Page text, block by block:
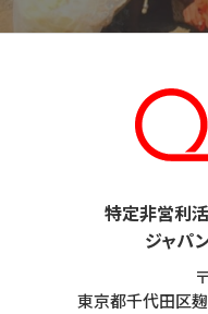
特定非営利活
ジャパ
東京都千代田区